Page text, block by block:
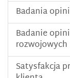
Badania
Badanie
rozwojowych
Satysfakcja